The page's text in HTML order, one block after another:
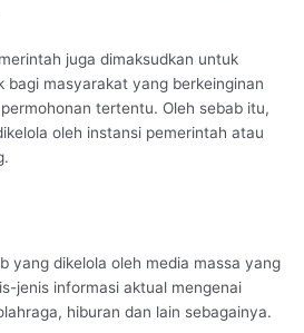
juga dimaksudkan untuk
bagi masyarakat yang berkeinginan
tertentu. Oleh sebab itu,
oleh instansi pemerintah atau
yang dikelola oleh media massa yang
jenis informasi aktual mengenai
hiburan dan lain sebagainya.